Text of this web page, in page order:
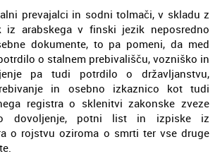
prevajalci in sodni tolmači, v skladu z
iz arabskega v finski jezik neposredno
dokumente, to pa pomeni, da med
o stalnem prebivališču, vozniško in
pa tudi potrdilo o državljanstvu,
in osebno izkaznico kot tudi
registra o sklenitvi zakonske zveze
dovoljenje, potni list in izpiske iz
o rojstvu oziroma o smrti ter vse druge